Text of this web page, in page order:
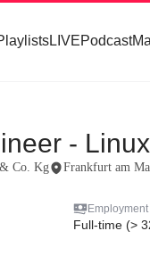
LIVEPodcast
-
& Co. Kg Frankfurt am
Employment
Full-time (>